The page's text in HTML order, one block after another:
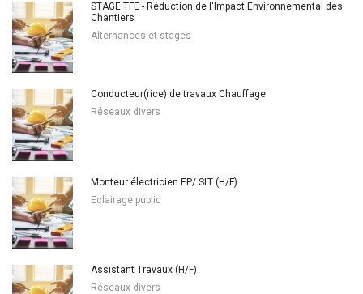
STAGE TFE - Réduction de l'Impact Environnemental des
Chantiers
Alternances et stages
Conducteur(rice) de travaux Chauffage
Réseaux divers
Monteur électricien EP/ SLT (H/F)
Eclairage public
Assistant Travaux (H/F)
Réseaux divers